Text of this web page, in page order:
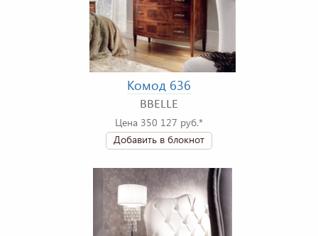
Комод 636
BBELLE
Цена 350 127 руб.*
Добавить в блокнот